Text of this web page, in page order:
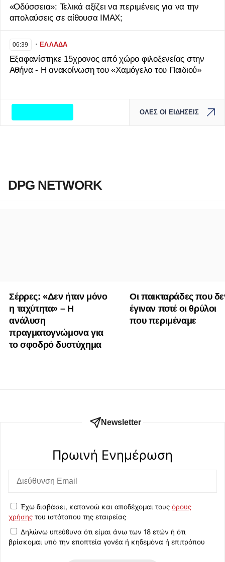
«Οδύσσεια»: Τελικά αξίζει να περιμένεις για να την
απολαύσεις σε αίθουσα IMAX;
06:39 ∙ΕΛΛΑΔΑ
Εξαφανίστηκε 15χρονος από χώρο φιλοξενείας στην
Αθήνα - Η ανακοίνωση του «Χαμόγελο του Παιδιού»
ΟΛΕΣ ΟΙ ΕΙΔΗΣΕΙΣ
DPG NETWORK
Σέρρες: «Δεν ήταν μόνο
η ταχύτητα» – Η
ανάλυση
πραγματογνώμονα για
το σφοδρό δυστύχημα
Οι παικταράδες που
έγιναν ποτέ οι θρύλοι
που περιμέναμε
Newsletter
Πρωινή Eνημέρωση
Έχω διαβάσει, κατανοώ και αποδέχομαι τους όρους
χρήσης του ιστότοπου της εταιρείας
Δηλώνω υπεύθυνα ότι είμαι άνω των 18 ετών ή ότι
βρίσκομαι υπό την εποπτεία γονέα ή κηδεμόνα ή επιτρόπου